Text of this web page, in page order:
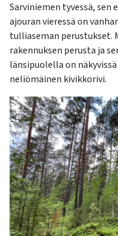
Sarviniemen tyvessä,
ajouran vieressä on
tulliaseman perustukset.
rakennuksen perusta ja
länsipuolella on
neliömäinen kivikkorivi.